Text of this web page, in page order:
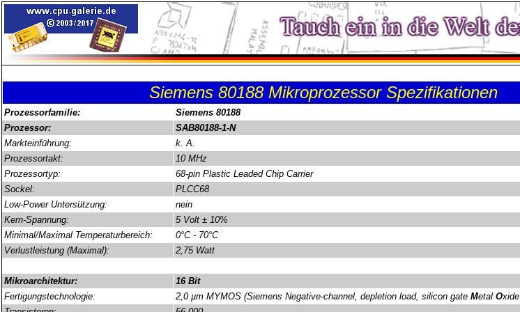
Siemens 80188 Mikroprozessor Spezifikationen
Prozessorfamilie:
Siemens 80188
Prozessor:
SAB80188-1-N
Markteinführung:
k. A.
Prozessortakt:
10 MHz
Prozessortyp:
68-pin Plastic Leaded Chip Carrier
Sockel:
PLCC68
Low-Power Untersützung:
nein
Kern-Spannung:
5 Volt ± 10%
Minimal/Maximal Temperaturbereich:
0°C - 70°C
Verlustleistung (Maximal):
2,75 Watt
Mikroarchitektur:
16 Bit
Fertigungstechnologie:
2,0 µm MYMOS (Siemens Negative-channel, depletion load, silicon gate Metal Oxide